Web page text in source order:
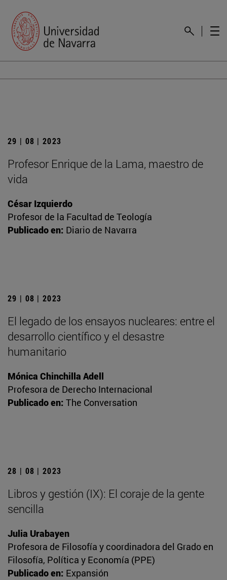
29 | 08 | 2023
Profesor Enrique de la Lama, maestro de
vida
César Izquierdo
Profesor de la Facultad de Teología
Publicado en: Diario de Navarra
29 | 08 | 2023
El legado de los ensayos nucleares: entre el
desarrollo científico y el desastre
humanitario
Mónica Chinchilla Adell
Profesora de Derecho Internacional
Publicado en: The Conversation
28 | 08 | 2023
Libros y gestión (IX): El coraje de la gente
sencilla
Julia Urabayen
Profesora de Filosofía y coordinadora del Grado en
Filosofía, Política y Economía (PPE)
Publicado en: Expansión